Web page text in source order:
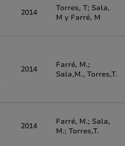
2014
Torres, T; Sala,
M y Farré, M
2014
Farré, M.;
Sala,M., Torres,T.
2014
Farré, M.; Sala,
M.; Torres,T.